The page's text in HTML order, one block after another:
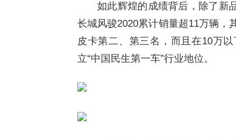
如此辉煌的成绩背后，除了新
长城风骏2020累计销量超11万辆，
皮卡第二、第三名，而且在10万
立“中国民生第一车”行业地位。